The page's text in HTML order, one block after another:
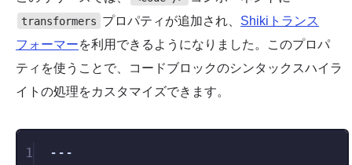
transformers プロパティが追加され、 Shikiトランス
フォーマーを利用できるようになりました。このプロパ
ティを使うことで、コードブロックのシンタックスハイラ
イトの処理をカスタマイズできます。
1
---